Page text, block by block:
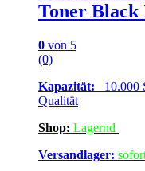
Toner Black
0 von 5
(0)
Kapazität: 10.000
Qualität
Shop: Lagernd
Versandlager: